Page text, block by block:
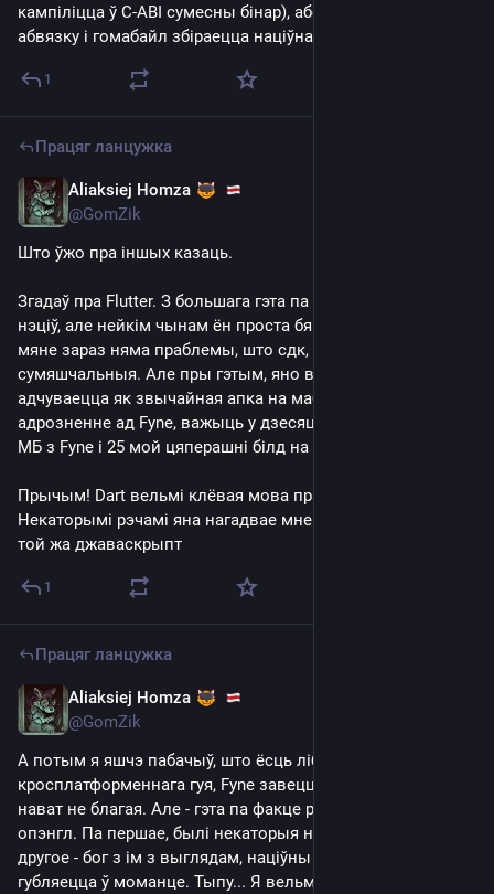
кампіліцца ў C-ABI сумесны бінар), або праз спецыяльную
абвязку і гомабайл збіраецца націўная ліба для мабілак
1
Працяг ланцужка
Aliaksiej Homza
@GomZik
Што ўжо пра іншых казаць.
Згадаў пра Flutter. З большага гэта па факце той жа рэакт
нэціў, але нейкім чынам ён проста бярэ і працуе. Тыпу, у
мяне зараз няма праблемы, што сдк, і джава не
сумяшчальныя. Але пры гэтым, яно выглядае і
адчуваецца як звычайная апка на мабілцы, ды і ў
адрозненне ад Fyne, важыць у дзесяць разоў менш. 120+
МБ з Fyne і 25 мой цяперашні білд на flutter.
Прычым! Dart вельмі клёвая мова праграмавання!
Некаторымі рэчамі яна нагадвае мне голэнг, некаторымі
той жа джаваскрыпт
1
Працяг ланцужка
Aliaksiej Homza
@GomZik
А потым я яшчэ пабачыў, што ёсць ліба для
кросплатформеннага гуя, Fyne завецца. І агулам яна
нават не благая. Але - гэта па факце рэндэрынг праз
опэнгл. Па першае, былі некаторыя недасканаласці, а па
другое - бог з ім з выглядам, націўны экспірыенс
губляецца ў моманце. Тыпу... Я вельмі прызвычаіўся